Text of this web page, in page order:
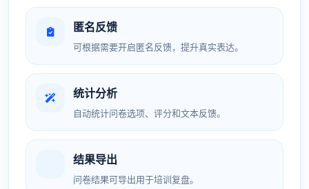
匿名反馈
可根据需要开启匿名反馈，提升真实表达。
统计分析
自动统计问卷选项、评分和文本反馈。
结果导出
问卷结果可导出用于培训复盘。